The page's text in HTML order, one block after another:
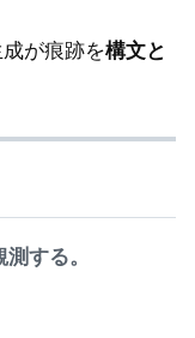
が痕跡を構文と
する。